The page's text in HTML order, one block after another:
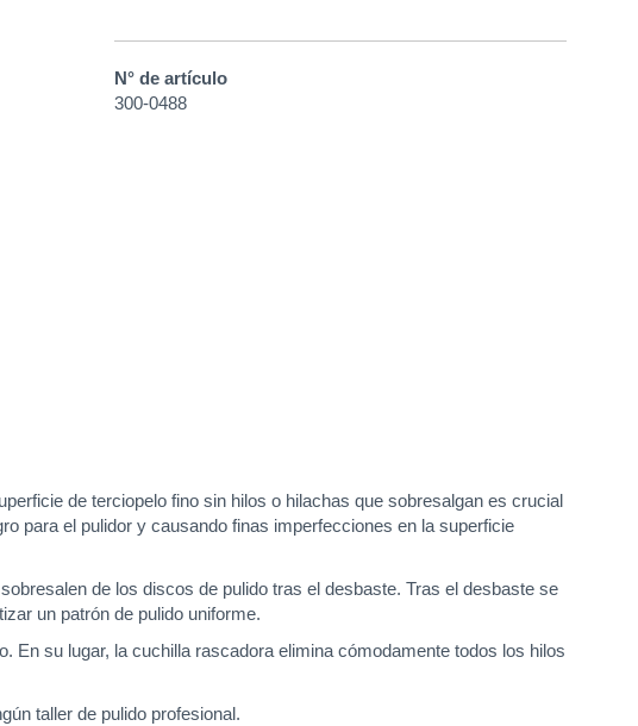
N° de artículo
300-0488
de terciopelo fino sin hilos o hilachas que sobresalgan es crucial
para el pulidor y causando finas imperfecciones en la superficie
de los discos de pulido tras el desbaste. Tras el desbaste se
un patrón de pulido uniforme.
En su lugar, la cuchilla rascadora elimina cómodamente todos los hilos
taller de pulido profesional.